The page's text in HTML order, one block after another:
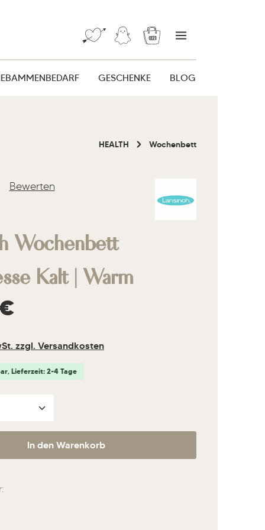
Warenkorb enthält 0
GESCHENKE BLOG
HEALTH Wochenbett
Bewertung von 0 von 5 Sternen
Bewerten
Wochenbett
Kalt | Warm
zzgl. Versandkosten
Lieferzeit: 2-4 Tage
Gib den gewünschten Wert ein
In den Warenkorb